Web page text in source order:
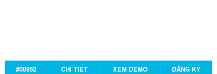
#08952 CHI TIẾT XEM DEMO ĐĂNG KÝ